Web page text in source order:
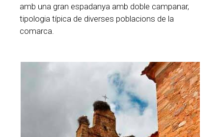
amb una gran espadanya amb doble campanar,
tipologia típica de diverses poblacions de la
comarca.